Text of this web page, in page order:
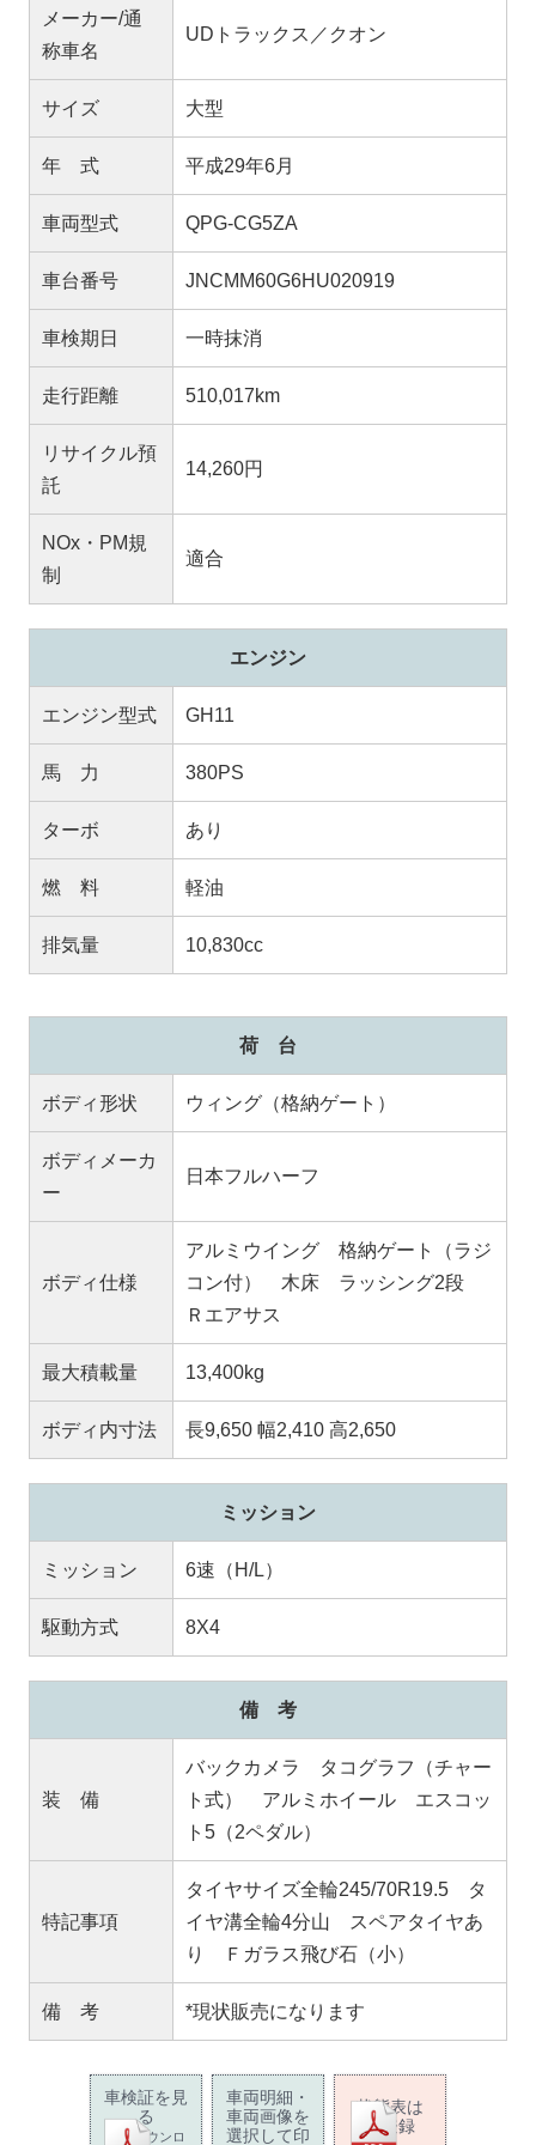
メーカー/通
称車名
UDトラックス／クオン
サイズ 大型
年 式 平成29年6月
車両型式 QPG-CG5ZA
車台番号 JNCMM60G6HU020919
車検期日 一時抹消
走行距離 510,017km
リサイクル預
託
14,260円
NOx・PM規
制
適合
エンジン
エンジン型式 GH11
馬 力 380PS
ターボ あり
燃 料 軽油
排気量 10,830cc
荷 台
ボディ形状 ウィング（格納ゲート）
ボディメーカ
ー
日本フルハーフ
ボディ仕様
アルミウイング 格納ゲート（ラジ
コン付） 木床 ラッシング2段
Ｒエアサス
最大積載量 13,400kg
ボディ内寸法 長9,650 幅2,410 高2,650
ミッション
ミッション 6速（H/L）
駆動方式 8X4
備 考
装 備
バックカメラ タコグラフ（チャー
ト式） アルミホイール エスコッ
ト5（2ペダル）
特記事項
タイヤサイズ全輪245/70R19.5 タ
イヤ溝全輪4分山 スペアタイヤあ
り Ｆガラス飛び石（小）
備 考 *現状販売になります
車検証を見
る
PDFダウンロ
車両明細・
車両画像を
選択して印
状態表は
未登録